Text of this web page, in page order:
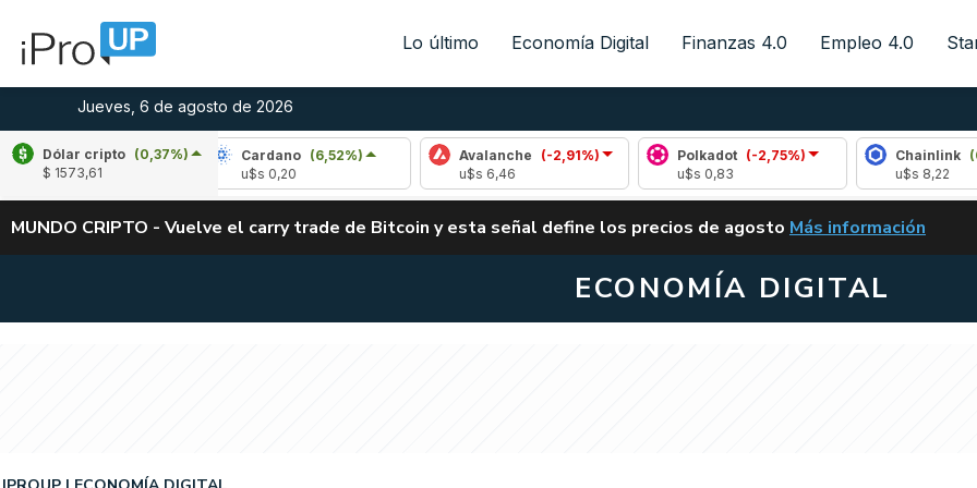
Lo último Economía Digital Finanzas 4.0 Empleo 4.0
Jueves, 6 de agosto de 2026
Dólar cripto (0,37%)
$ 1573,61
Cardano
(6,52%)
Avalanche
(-2,91%)
Polkadot (-2,75%)
Chainlink (0,43%)
ALERTA
MUNDO CRIPTO - Vuelve el carry trade de Bitcoin y esta señal define los precios de agosto VUELVE EL CARRY
Más información
ECONOMÍA DIGITAL